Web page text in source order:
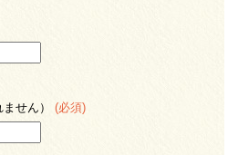
せん） (必須)